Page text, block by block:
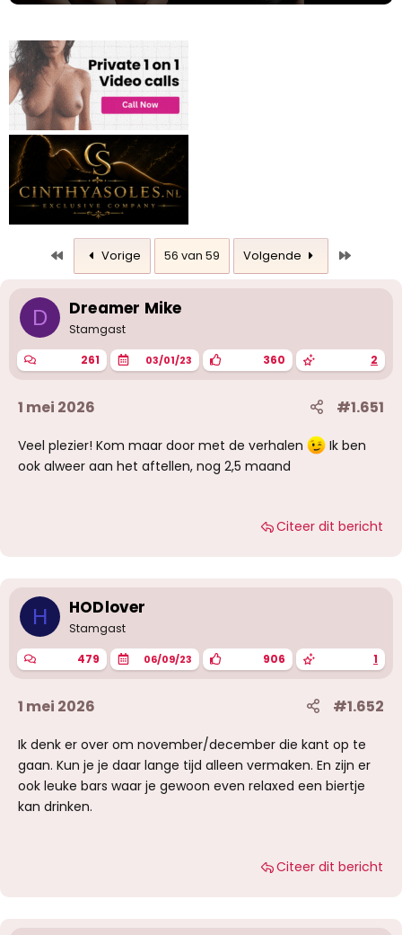
r
Eerste Vorige 56 van 59 Volgende
D Dreamer Mike
Stamgast
261 03/01/23 360 2
1 mei 2026 #1.651
Veel plezier! Kom maar door met de verhalen
Ik ben
ook alweer aan het aftellen, nog 2,5 maand
Citeer dit bericht
H HODlover
Stamgast
479 06/09/23 906 1
1 mei 2026 #1.652
Ik denk er over om november/december die kant op te
gaan. Kun je je daar lange tijd alleen vermaken. En zijn er
ook leuke bars waar je gewoon even relaxed een biertje
kan drinken.
Citeer dit bericht